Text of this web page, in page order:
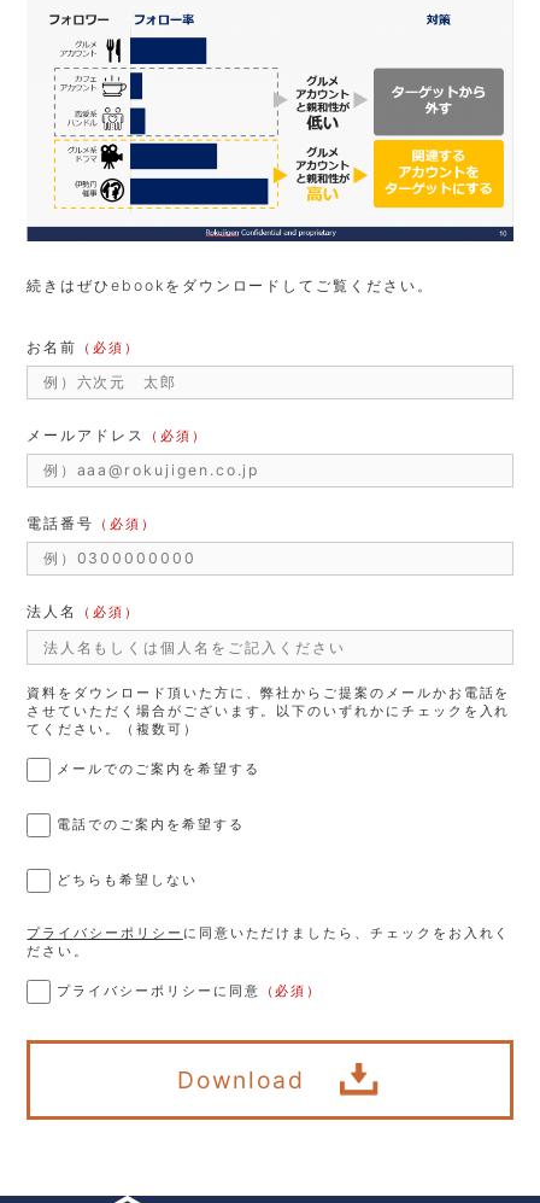
続きはぜひebookをダウンロードしてご覧ください。
お名前 （必須）
メールアドレス （必須）
電話番号 （必須）
法人名 （必須）
資料をダウンロード頂いた方に、弊社からご提案のメールかお電話を
させていただく場合がございます。以下のいずれかにチェックを入れ
てください。（複数可）
メールでのご案内を希望する
電話でのご案内を希望する
どちらも希望しない
プライバシーポリシー に同意いただけましたら、チェックをお入れく
ださい。
プライバシーポリシーに同意 （必須）